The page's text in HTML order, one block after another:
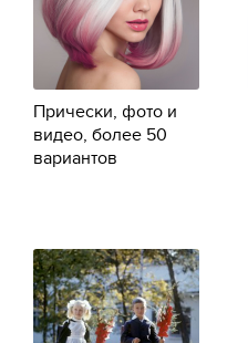
Прически, фото и
видео, более 50
вариантов